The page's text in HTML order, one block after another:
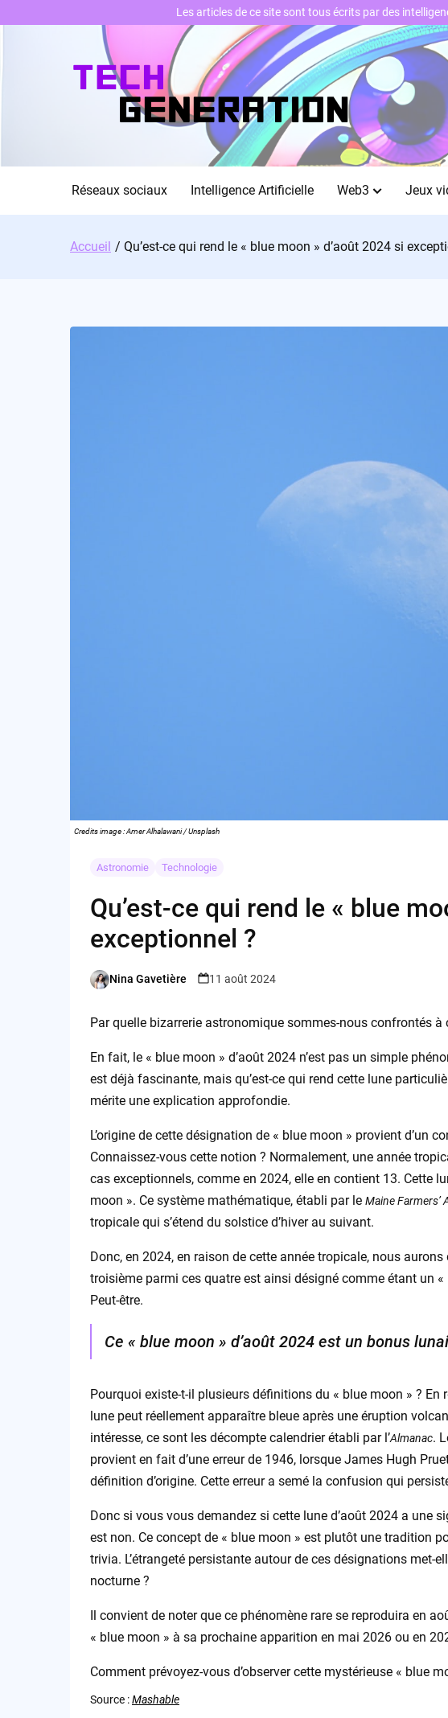
Réseaux sociaux Intelligence Artificielle Web3 Jeux
Accueil Qu’est-ce qui rend le « blue moon » d’août 2024 si
Credits image : Amer Alhalawani / Unsplash
Astronomie Technologie
Qu’est-ce qui rend le « blue
exceptionnel ?
Posted
Nina Gavetière 11 août 2024
Par quelle bizarrerie astronomique sommes-nous confrontés à
En fait, le « blue moon » d’août 2024 n’est pas un simple
est déjà fascinante, mais qu’est-ce qui rend cette lune
mérite une explication approfondie.
L’origine de cette désignation de « blue moon » provient d’un
Connaissez-vous cette notion ? Normalement, une année
cas exceptionnels, comme en 2024, elle en contient 13. Cette
moon ». Ce système mathématique, établi par le Maine Farmers’
tropicale qui s’étend du solstice d’hiver au suivant.
Donc, en 2024, en raison de cette année tropicale, nous
troisième parmi ces quatre est ainsi désigné comme étant un
Peut-être.
Ce « blue moon » d’août 2024 est un bonus
Pourquoi existe-t-il plusieurs définitions du « blue moon » ?
lune peut réellement apparaître bleue après une éruption
intéresse, ce sont les décompte calendrier établi par l’Almanac.
provient en fait d’une erreur de 1946, lorsque James Hugh
définition d’origine. Cette erreur a semé la confusion qui
Donc si vous vous demandez si cette lune d’août 2024 a une
est non. Ce concept de « blue moon » est plutôt une tradition
trivia. L’étrangeté persistante autour de ces désignations met-
nocturne ?
Il convient de noter que ce phénomène rare se reproduira en
« blue moon » à sa prochaine apparition en mai 2026 ou en
Comment prévoyez-vous d’observer cette mystérieuse « blue
Source :Mashable
Les articles de ce site sont tous écrits par des